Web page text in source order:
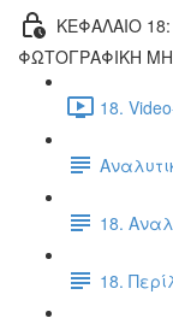
ΚΕΦΑΛΑΙΟ 18:
ΦΩΤΟΓΡΑΦΙΚΗ
18.
18.
18.